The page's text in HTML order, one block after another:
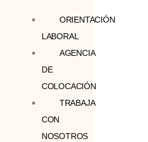
ORIENTACIÓN
LABORAL
AGENCIA
DE
COLOCACIÓN
TRABAJA
CON
NOSOTROS